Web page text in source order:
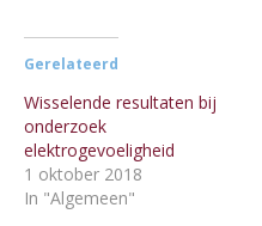
Gerelateerd
Wisselende resultaten bij
onderzoek
elektrogevoeligheid
1 oktober 2018
In "Algemeen"